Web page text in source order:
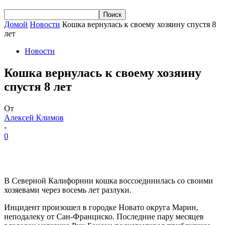
Домой Новости Кошка вернулась к своему хозяину спустя 8
лет
Новости
Кошка вернулась к своему хозяину
спустя 8 лет
От
Алексей Климов
-
0
В Северной Калифорнии кошка воссоединилась со своими
хозяевами через восемь лет разлуки.
Инцидент произошел в городке Новато округа Марин,
неподалеку от Сан-Франциско. Последние пару месяцев